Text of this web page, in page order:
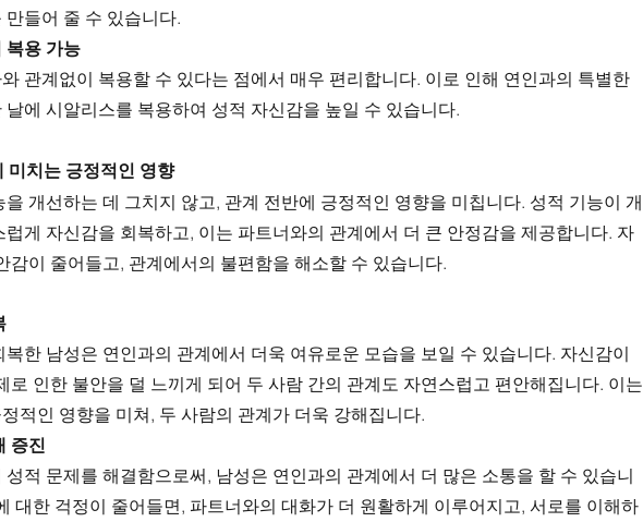
들어 줄 수 있습니다.
복용 가능
관계없이 복용할 수 있다는 점에서 매우 편리합니다. 이로 인해 연인과의 특별한
날에 시알리스를 복용하여 성적 자신감을 높일 수 있습니다.
미치는 긍정적인 영향
개선하는 데 그치지 않고, 관계 전반에 긍정적인 영향을 미칩니다. 성적 기능이 개
게 자신감을 회복하고, 이는 파트너와의 관계에서 더 큰 안정감을 제공합니다. 자
감이 줄어들고, 관계에서의 불편함을 해소할 수 있습니다.
복한 남성은 연인과의 관계에서 더욱 여유로운 모습을 보일 수 있습니다. 자신감이
로 인한 불안을 덜 느끼게 되어 두 사람 간의 관계도 자연스럽고 편안해집니다. 이는
적인 영향을 미쳐, 두 사람의 관계가 더욱 강해집니다.
증진
적 문제를 해결함으로써, 남성은 연인과의 관계에서 더 많은 소통을 할 수 있습니
대한 걱정이 줄어들면, 파트너와의 대화가 더 원활하게 이루어지고, 서로를 이해하